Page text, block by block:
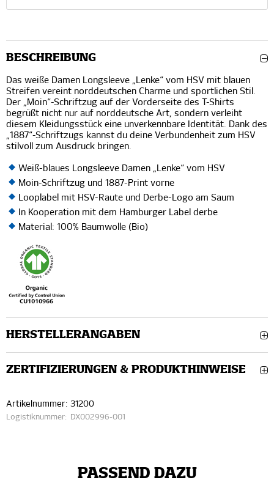
BESCHREIBUNG
Das weiße Damen Longsleeve „Lenke“ vom HSV mit blauen
Streifen vereint norddeutschen Charme und sportlichen Stil.
Der „Moin“-Schriftzug auf der Vorderseite des T-Shirts
begrüßt nicht nur auf norddeutsche Art, sondern verleiht
diesem Kleidungsstück eine unverkennbare Identität. Dank des
„1887“-Schriftzugs kannst du deine Verbundenheit zum HSV
stilvoll zum Ausdruck bringen.
Weiß-blaues Longsleeve Damen „Lenke“ vom HSV
Moin-Schriftzug und 1887-Print vorne
Looplabel mit HSV-Raute und Derbe-Logo am Saum
In Kooperation mit dem Hamburger Label derbe
Material: 100% Baumwolle (Bio)
HERSTELLERANGABEN
ZERTIFIZIERUNGEN & PRODUKTHINWEISE
Artikelnummer: 31200
Logistiknummer: DX002996-001
PASSEND DAZU